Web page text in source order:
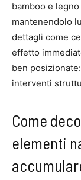
bamboo e legno
mantenendolo
dettagli come
effetto
ben
interventi
Come
elementi